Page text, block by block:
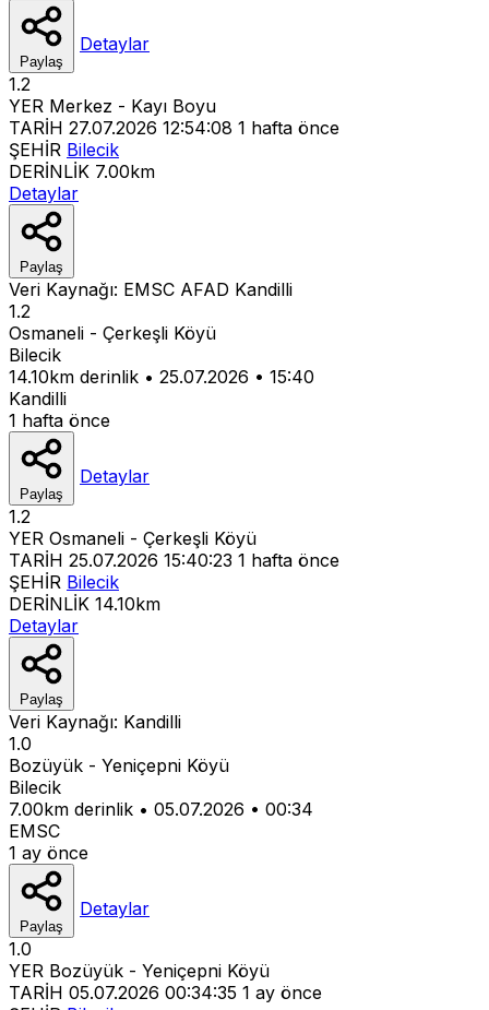
Paylaş
Detaylar
1.2
YER Merkez - Kayı Boyu
TARİH 27.07.2026 12:54:08 1 hafta önce
ŞEHİR Bilecik
DERİNLİK 7.00km
Detaylar
Paylaş
Veri Kaynağı: EMSC AFAD Kandilli
1.2
Osmaneli - Çerkeşli Köyü
Bilecik
14.10km derinlik • 25.07.2026 • 15:40
Kandilli
1 hafta önce
Paylaş
Detaylar
1.2
YER Osmaneli - Çerkeşli Köyü
TARİH 25.07.2026 15:40:23 1 hafta önce
ŞEHİR Bilecik
DERİNLİK 14.10km
Detaylar
Paylaş
Veri Kaynağı: Kandilli
1.0
Bozüyük - Yeniçepni Köyü
Bilecik
7.00km derinlik • 05.07.2026 • 00:34
EMSC
1 ay önce
Paylaş
Detaylar
1.0
YER Bozüyük - Yeniçepni Köyü
TARİH 05.07.2026 00:34:35 1 ay önce